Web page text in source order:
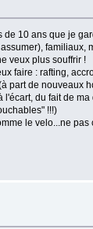
10 ans que je
familiaux,
veux plus souffrir !
faire : rafting,
part de nouveaux
du fait de
!!!)
le velo...ne